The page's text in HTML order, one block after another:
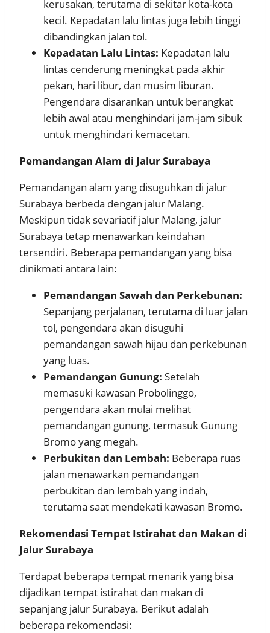
kerusakan, terutama di sekitar kota-kota
kecil. Kepadatan lalu lintas juga lebih tinggi
dibandingkan jalan tol.
Kepadatan Lalu Lintas: Kepadatan lalu
lintas cenderung meningkat pada akhir
pekan, hari libur, dan musim liburan.
Pengendara disarankan untuk berangkat
lebih awal atau menghindari jam-jam sibuk
untuk menghindari kemacetan.
Pemandangan Alam di Jalur Surabaya
Pemandangan alam yang disuguhkan di jalur
Surabaya berbeda dengan jalur Malang.
Meskipun tidak sevariatif jalur Malang, jalur
Surabaya tetap menawarkan keindahan
tersendiri. Beberapa pemandangan yang bisa
dinikmati antara lain:
Pemandangan Sawah dan Perkebunan:
Sepanjang perjalanan, terutama di luar jalan
tol, pengendara akan disuguhi
pemandangan sawah hijau dan perkebunan
yang luas.
Pemandangan Gunung: Setelah
memasuki kawasan Probolinggo,
pengendara akan mulai melihat
pemandangan gunung, termasuk Gunung
Bromo yang megah.
Perbukitan dan Lembah: Beberapa ruas
jalan menawarkan pemandangan
perbukitan dan lembah yang indah,
terutama saat mendekati kawasan Bromo.
Rekomendasi Tempat Istirahat dan Makan di
Jalur Surabaya
Terdapat beberapa tempat menarik yang bisa
dijadikan tempat istirahat dan makan di
sepanjang jalur Surabaya. Berikut adalah
beberapa rekomendasi: